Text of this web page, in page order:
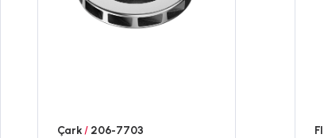
Çark/ 206-7703